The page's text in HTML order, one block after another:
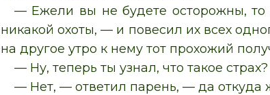
— Ежели вы не будете осторожны, то
никакой охоты, — и повесил их всех
на другое утро к нему тот прохожий
— Ну, теперь ты узнал, что такое страх?
— Нет, — ответил парень, — да откуда